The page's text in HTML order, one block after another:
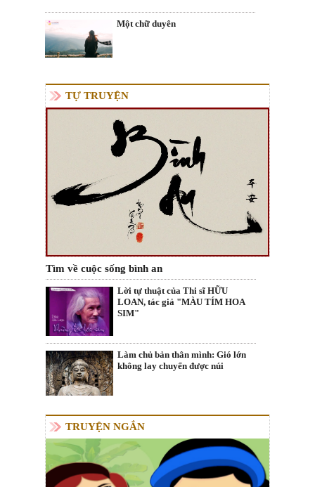
Một chữ duyên
TỰ TRUYỆN
Tìm về cuộc sống bình an
Lời tự thuật của Thi sĩ HỮU
LOAN, tác giả "MÀU TÍM HOA
SIM"
Làm chủ bản thân mình: Gió lớn
không lay chuyển được núi
TRUYỆN NGẮN